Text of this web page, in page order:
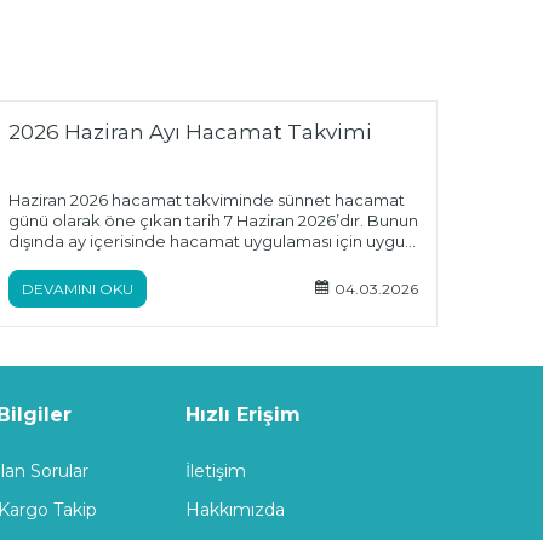
2026 Haziran Ayı Hacamat Takvimi
Haziran 2026 hacamat takviminde sünnet hacamat
günü olarak öne çıkan tarih 7 Haziran 2026’dır. Bunun
dışında ay içerisinde hacamat uygulaması için uygun
Hacamatın belirli günlerde yapılmasının daha faydalı
olduğuna inanılırken, uygulamanın hijyenik ortamda
hacamat ekipmanlarıyla kaliteli çözümler
DEVAMINI OKU 04.03.2026
Sorular
Takip
Hızlı Erişim
İletişim
Hakkımızda